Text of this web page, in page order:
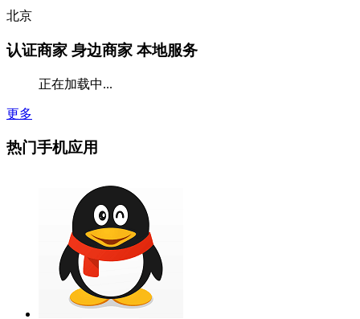
北京
认证商家 身边商家 本地服务
正在加载中...
更多
热门手机应用